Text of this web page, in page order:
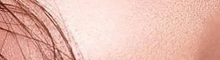
38%, 62% Polymacon.
Kontaktlinsen steril verpackt und